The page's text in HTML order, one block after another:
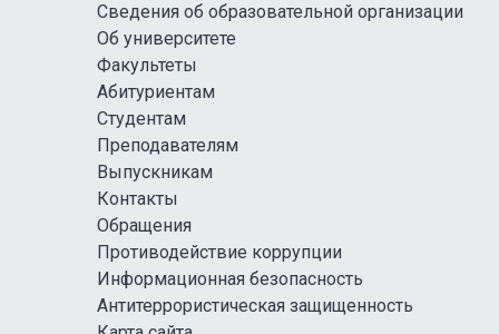
Сведения об образовательной организации
Об университете
Факультеты
Абитуриентам
Студентам
Преподавателям
Выпускникам
Контакты
Обращения
Противодействие коррупции
Информационная безопасность
Антитеррористическая защищенность